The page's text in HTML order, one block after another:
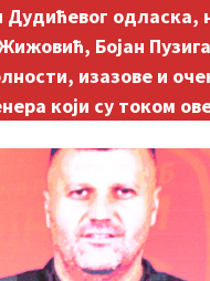
Дудићевог
Бојан
изазове и
који су током